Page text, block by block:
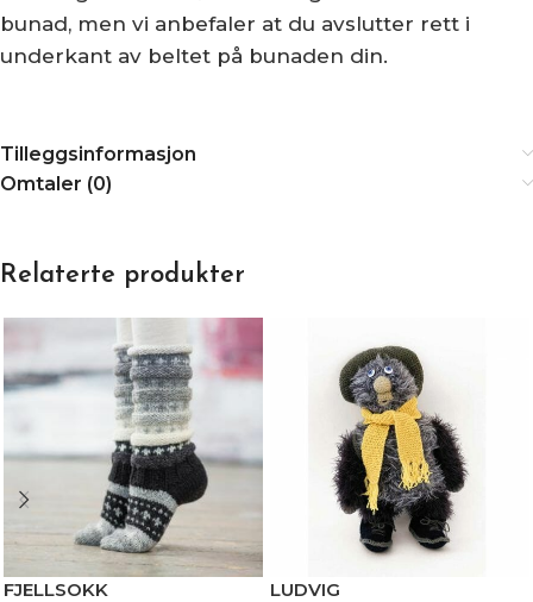
bunad, men vi anbefaler at du avslutter rett i
underkant av beltet på bunaden din.
Tilleggsinformasjon
Omtaler (0)
Relaterte produkter
FJELLSOKK LUDVIG